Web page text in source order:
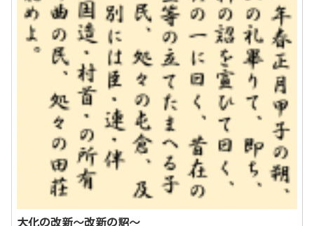
大化の改新～改新の詔～